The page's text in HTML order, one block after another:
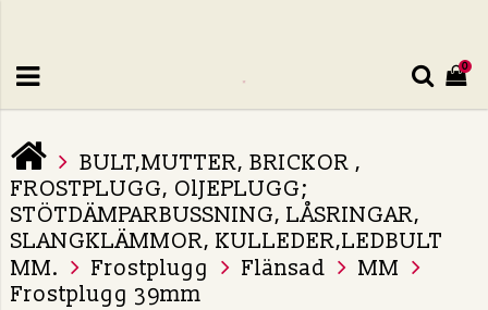
0
BULT,MUTTER, BRICKOR ,
FROSTPLUGG, OlJEPLUGG;
STÖTDÄMPARBUSSNING, LÅSRINGAR,
SLANGKLÄMMOR, KULLEDER,LEDBULT
MM.
Frostplugg Flänsad
MM
Frostplugg 39mm